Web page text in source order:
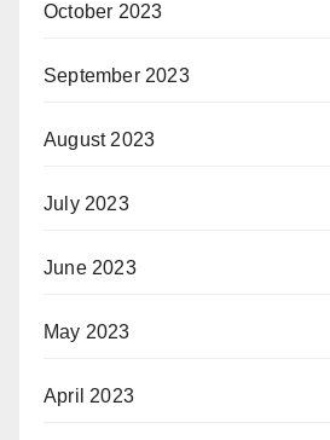
October 2023
September 2023
August 2023
July 2023
June 2023
May 2023
April 2023